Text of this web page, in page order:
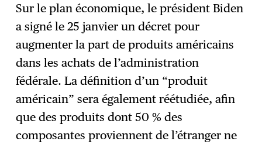
Sur le plan économique, le président Biden
a signé le 25 janvier un décret pour
augmenter la part de produits américains
dans les achats de l’administration
fédérale. La définition d’un “produit
américain” sera également réétudiée, afin
que des produits dont 50 % des
composantes proviennent de l’étranger ne